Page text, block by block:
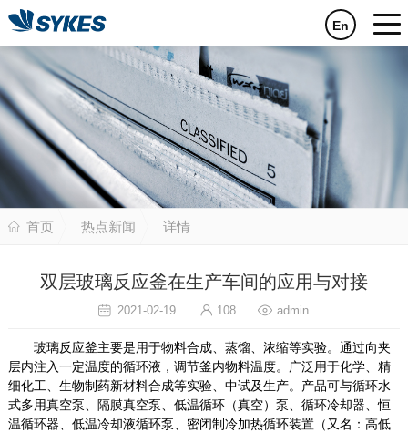
En
首页 热点新闻 详情
双层玻璃反应釜在生产车间的应用与对接
2021-02-19 108 admin
玻璃反应釜主要是用于物料合成、蒸馏、浓缩等实验。通过向夹
层内注入一定温度的循环液，调节釜内物料温度。广泛用于化学、精
细化工、生物制药新材料合成等实验、中试及生产。产品可与循环水
式多用真空泵、隔膜真空泵、低温循环（真空）泵、循环冷却器、恒
温循环器、低温冷却液循环泵、密闭制冷加热循环装置（又名：高低